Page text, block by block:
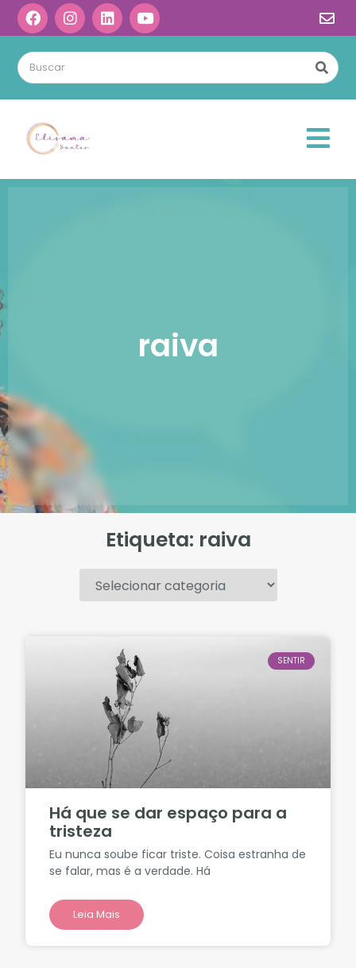
raiva
Etiqueta: raiva
SENTIR
Há que se dar espaço para a
tristeza
Eu nunca soube ficar triste. Coisa estranha de
se falar, mas é a verdade. Há
Leia Mais